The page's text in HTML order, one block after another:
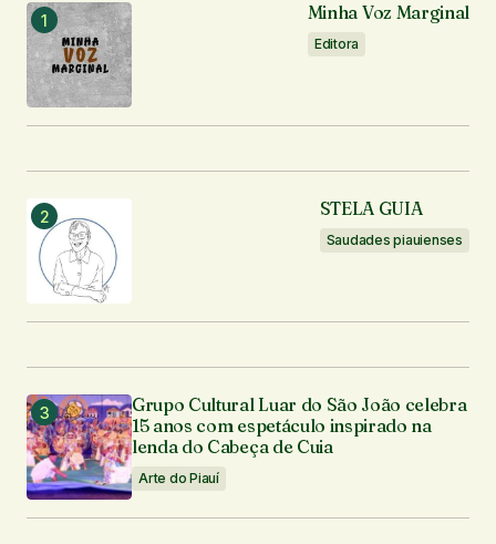
Comentário
Seu nome*
Seu e-mail
Enviar comentário
Minha Voz Marginal
Editora
STELA GUIA
Saudades piauienses
Grupo Cultural Luar do São João celebra
15 anos com espetáculo inspirado na
lenda do Cabeça de Cuia
Arte do Piauí